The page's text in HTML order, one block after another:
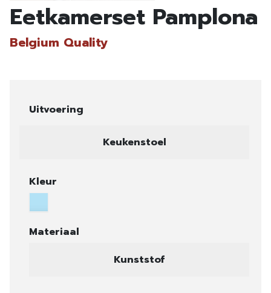
Eetkamerset Pamplona
Belgium Quality
Uitvoering
Keukenstoel
Kleur
Materiaal
Kunststof